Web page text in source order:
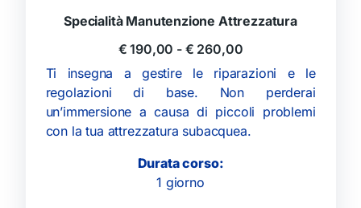
Specialità Manutenzione Attrezzatura
€ 190,00 - € 260,00
Ti insegna a gestire le riparazioni e le
regolazioni di base. Non perderai
un’immersione a causa di piccoli problemi
con la tua attrezzatura subacquea.
Durata corso:
1 giorno